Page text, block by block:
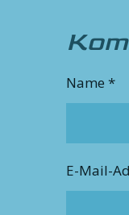
Name *
E-Mail-